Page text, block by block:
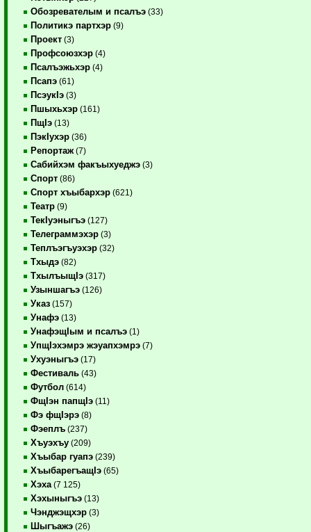
Обозревателым и псалъэ (33)
Политикэ партхэр (9)
Проект (3)
Профсоюзхэр (4)
Псалъэжьхэр (4)
Псапэ (61)
ПсэукIэ (3)
Пшыхьхэр (161)
ПщIэ (13)
ПэкIухэр (36)
Репортаж (7)
Сабийхэм факъыхуеджэ (3)
Спорт (86)
Спорт хъыбархэр (621)
Театр (9)
ТекIуэныгъэ (127)
Телеграммэхэр (3)
Теплъэгъуэхэр (32)
Тхыдэ (82)
ТхылъыщIэ (317)
Узыншагъэ (126)
Указ (157)
Унафэ (13)
УнафэщIым и псалъэ (1)
УпщIэхэмрэ жэуапхэмрэ (7)
Ухуэныгъэ (17)
Фестиваль (43)
Футбол (614)
ФщIэн папщIэ (11)
Фэ фщIэрэ (8)
Фэеплъ (237)
Хъуэхъу (209)
Хъыбар гуапэ (239)
ХъыбарегъащIэ (65)
Хэха (7 125)
Хэхыныгъэ (13)
Чэнджэщхэр (3)
Шыгъажэ (26)